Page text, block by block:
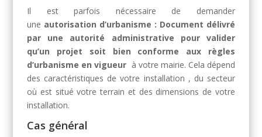
Il est parfois nécessaire de demander
une autorisation d’urbanisme : Document délivré
par une autorité administrative pour valider
qu’un projet soit bien conforme aux règles
d’urbanisme en vigueur à votre mairie. Cela dépend
des caractéristiques de votre installation , du secteur
où est situé votre terrain et des dimensions de votre
installation.
Cas général